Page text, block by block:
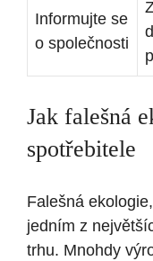
Informujte se
o společnosti
Jak falešná
spotřebitele
Falešná
jedním z
trhu. Mnohdy